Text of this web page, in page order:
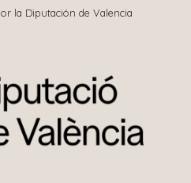
la Diputación de Valencia